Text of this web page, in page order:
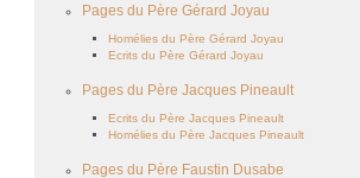
Pages du Père Gérard Joyau
Homélies du Père Gérard Joyau
Ecrits du Père Gérard Joyau
Pages du Père Jacques Pineault
Ecrits du Père Jacques Pineault
Homélies du Père Jacques Pineault
Pages du Père Faustin Dusabe